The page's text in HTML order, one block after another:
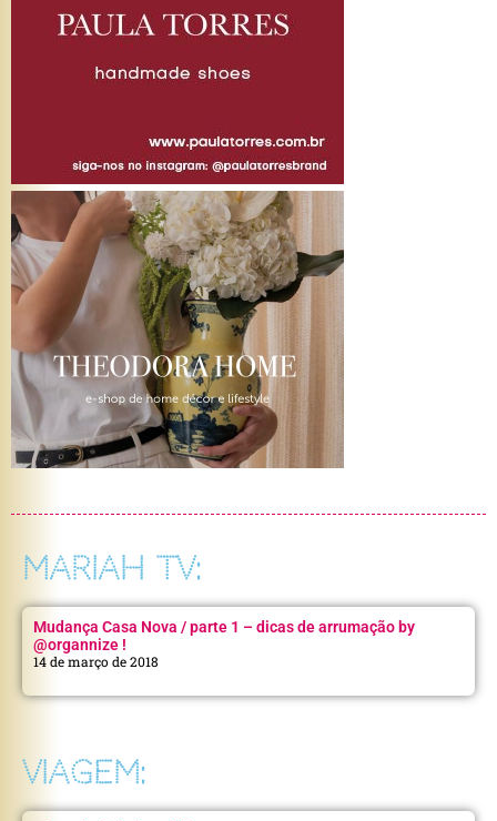
MARIAH TV:
Mudança Casa Nova / parte 1 – dicas de arrumação by
@organnize !
14 de março de 2018
VIAGEM: